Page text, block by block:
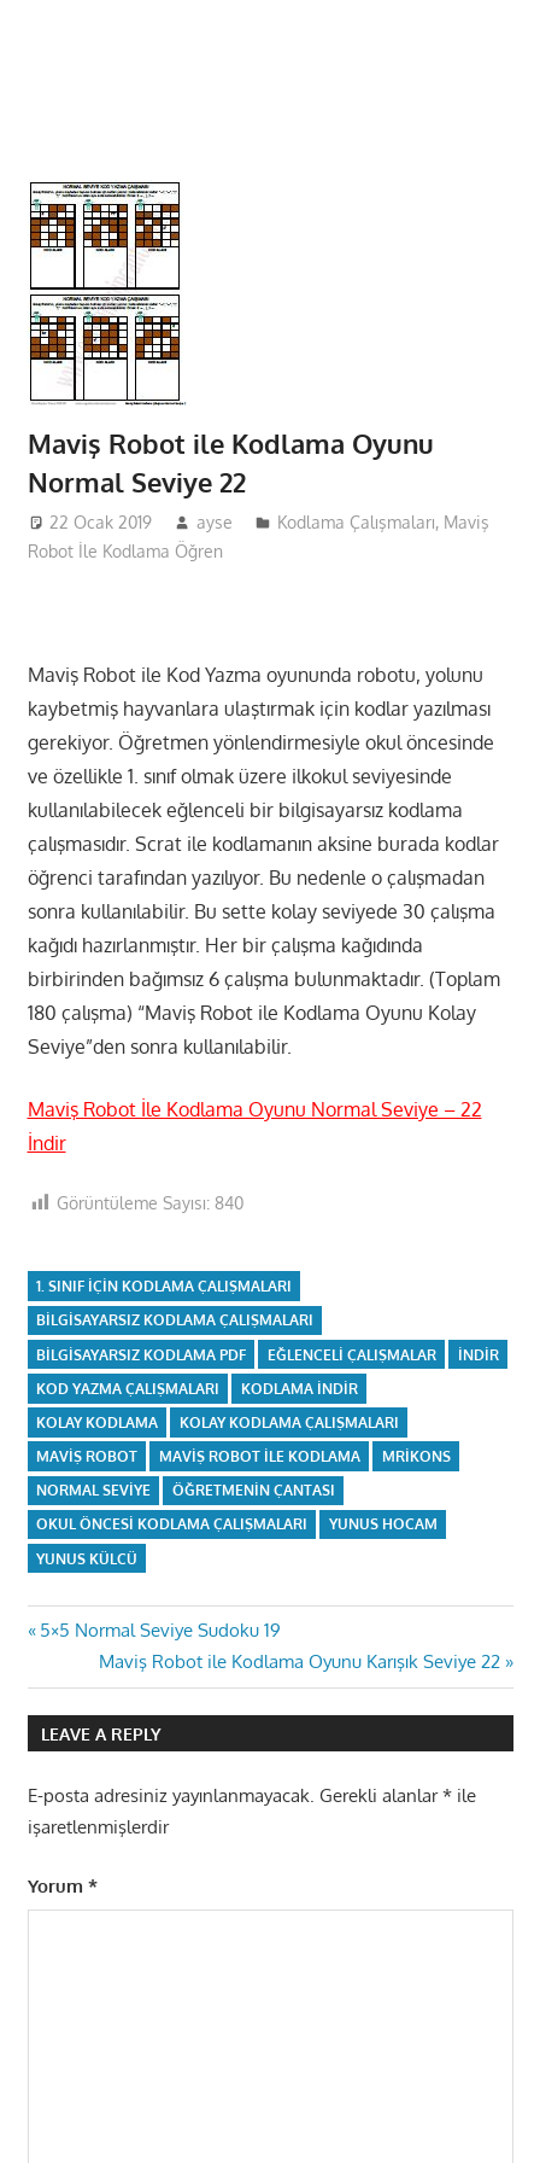
Maviş Robot ile Kodlama Oyunu
Normal Seviye 22
22 Ocak 2019 ayse Kodlama Çalışmaları, Maviş
Robot İle Kodlama Öğren
Maviş Robot ile Kod Yazma oyununda robotu, yolunu
kaybetmiş hayvanlara ulaştırmak için kodlar yazılması
gerekiyor. Öğretmen yönlendirmesiyle okul öncesinde
ve özellikle 1. sınıf olmak üzere ilkokul seviyesinde
kullanılabilecek eğlenceli bir bilgisayarsız kodlama
çalışmasıdır. Scrat ile kodlamanın aksine burada kodlar
öğrenci tarafından yazılıyor. Bu nedenle o çalışmadan
sonra kullanılabilir. Bu sette kolay seviyede 30 çalışma
kağıdı hazırlanmıştır. Her bir çalışma kağıdında
birbirinden bağımsız 6 çalışma bulunmaktadır. (Toplam
180 çalışma) “Maviş Robot ile Kodlama Oyunu Kolay
Seviye”den sonra kullanılabilir.
Maviş Robot İle Kodlama Oyunu Normal Seviye – 22
İndir
Görüntüleme Sayısı: 840
1. SINIF IÇIN KODLAMA ÇALIŞMALARI
BILGISAYARSIZ KODLAMA ÇALIŞMALARI
BILGISAYARSIZ KODLAMA PDF
EĞLENCELI ÇALIŞMALAR
INDIR
KOD YAZMA ÇALIŞMALARI
KODLAMA INDIR
KOLAY KODLAMA
KOLAY KODLAMA ÇALIŞMALARI
MAVIŞ ROBOT
MAVIŞ ROBOT ILE KODLAMA
MRIKONS
NORMAL SEVIYE
ÖĞRETMENIN ÇANTASI
OKUL ÖNCESI KODLAMA ÇALIŞMALARI
YUNUS HOCAM
YUNUS KÜLCÜ
Yazı
gezinmesi
Previous
5×5 Normal Seviye Sudoku 19
Next
Post:
Maviş Robot ile Kodlama Oyunu Karışık Seviye 22
LEAVE A REPLY
E-posta adresiniz yayınlanmayacak. Gerekli alanlar*ile
işaretlenmişlerdir
Yorum *